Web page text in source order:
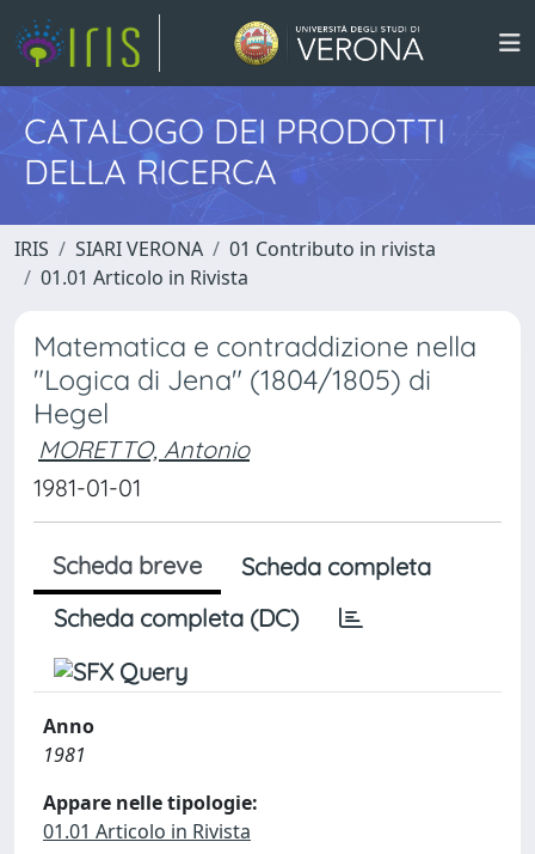
CATALOGO DEI PRODOTTI
DELLA RICERCA
IRIS SIARI VERONA
01 Contributo in rivista
01.01 Articolo in Rivista
Matematica e contraddizione nella
"Logica di Jena" (1804/1805) di
Hegel
MORETTO, Antonio
1981-01-01
Scheda breve
Scheda completa
Scheda completa (DC)
Anno
1981
Appare nelle tipologie:
01.01 Articolo in Rivista